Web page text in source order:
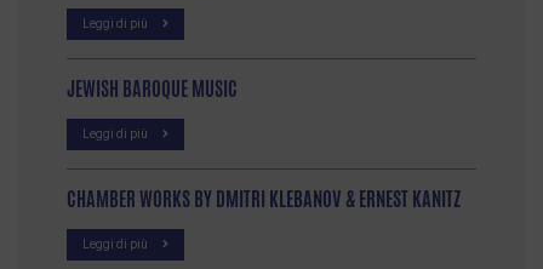
Leggi di più
JEWISH BAROQUE MUSIC
Leggi di più
CHAMBER WORKS BY DMITRI KLEBANOV & ERNEST KANITZ
Leggi di più